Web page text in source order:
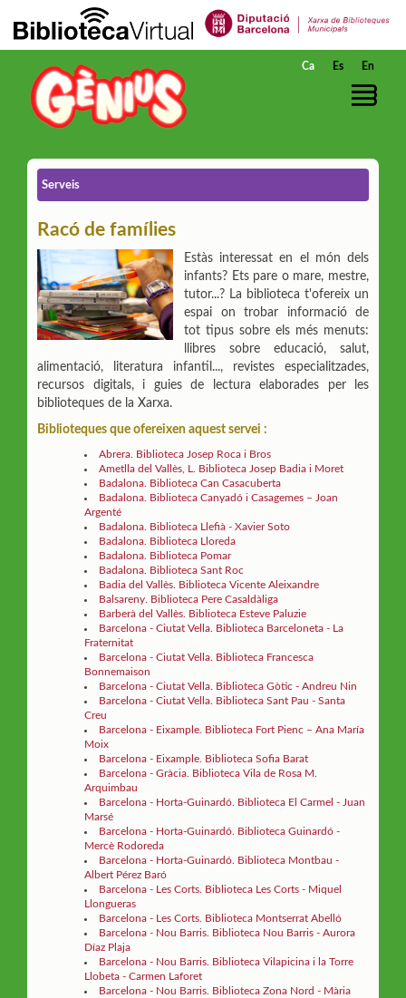
Salta al contingut principal
Ca Es En
Serveis
Racó de famílies
Estàs interessat en el món dels
infants? Ets pare o mare, mestre,
tutor...? La biblioteca t'ofereix un
espai on trobar informació de
tot tipus sobre els més menuts:
llibres sobre educació, salut,
alimentació, literatura infantil..., revistes especialitzades,
recursos digitals, i guies de lectura elaborades per les
biblioteques de la Xarxa.
Biblioteques que ofereixen aquest servei :
Abrera. Biblioteca Josep Roca i Bros
Ametlla del Vallès, L. Biblioteca Josep Badia i Moret
Badalona. Biblioteca Can Casacuberta
Badalona. Biblioteca Canyadó i Casagemes – Joan
Argenté
Badalona. Biblioteca Llefià - Xavier Soto
Badalona. Biblioteca Lloreda
Badalona. Biblioteca Pomar
Badalona. Biblioteca Sant Roc
Badia del Vallès. Biblioteca Vicente Aleixandre
Balsareny. Biblioteca Pere Casaldàliga
Barberà del Vallès. Biblioteca Esteve Paluzie
Barcelona - Ciutat Vella. Biblioteca Barceloneta - La
Fraternitat
Barcelona - Ciutat Vella. Biblioteca Francesca
Bonnemaison
Barcelona - Ciutat Vella. Biblioteca Gòtic - Andreu Nin
Barcelona - Ciutat Vella. Biblioteca Sant Pau - Santa
Creu
Barcelona - Eixample. Biblioteca Fort Pienc – Ana María
Moix
Barcelona - Eixample. Biblioteca Sofia Barat
Barcelona - Gràcia. Biblioteca Vila de Rosa M.
Arquimbau
Barcelona - Horta-Guinardó. Biblioteca El Carmel - Juan
Marsé
Barcelona - Horta-Guinardó. Biblioteca Guinardó -
Mercè Rodoreda
Barcelona - Horta-Guinardó. Biblioteca Montbau -
Albert Pérez Baró
Barcelona - Les Corts. Biblioteca Les Corts - Miquel
Llongueras
Barcelona - Les Corts. Biblioteca Montserrat Abelló
Barcelona - Nou Barris. Biblioteca Nou Barris - Aurora
Díaz Plaja
Barcelona - Nou Barris. Biblioteca Vilapicina i la Torre
Llobeta - Carmen Laforet
Barcelona - Nou Barris. Biblioteca Zona Nord - Mària